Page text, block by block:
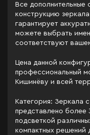
Все дополнительные
конструкцию
гарантирует
можете выбрать
соответствуют
Цена данной
профессиональный
Кишинёву и всей
Категория: Зеркала
представлено более
подсветкой
компактных решений